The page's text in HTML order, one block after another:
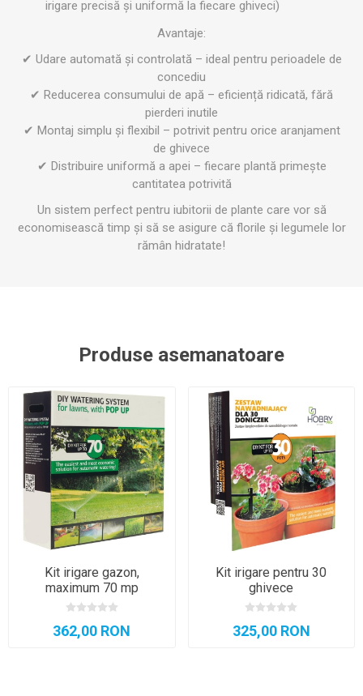
irigare precisă și uniformă la fiecare ghiveci)
Avantaje:
✔ Udare automată și controlată – ideal pentru perioadele de
concediu
✔ Reducerea consumului de apă – eficiență ridicată, fără
pierderi inutile
✔ Montaj simplu și flexibil – potrivit pentru orice aranjament
de ghivece
✔ Distribuire uniformă a apei – fiecare plantă primește
cantitatea potrivită
Un sistem perfect pentru iubitorii de plante care vor să
economisească timp și să se asigure că florile și legumele lor
rămân hidratate!
Produse asemanatoare
Kit irigare gazon,
maximum 70 mp
362,00 RON
Kit irigare pentru 30
ghivece
325,00 RON